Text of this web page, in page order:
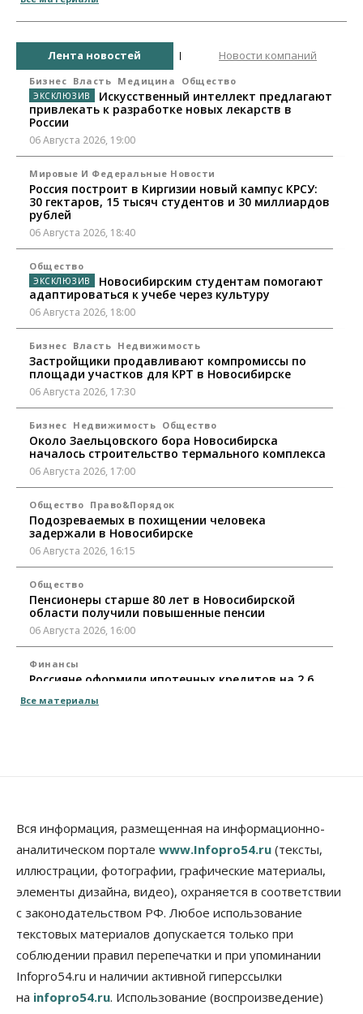
Лента новостей Новости компаний
Бизнес Власть Медицина Общество
Искусственный интеллект предлагают
привлекать к разработке новых лекарств в
России
06 Августа 2026, 19:00
Мировые И Федеральные Новости
Россия построит в Киргизии новый кампус КРСУ:
30 гектаров, 15 тысяч студентов и 30 миллиардов
рублей
06 Августа 2026, 18:40
Общество
Новосибирским студентам помогают
адаптироваться к учебе через культуру
06 Августа 2026, 18:00
Бизнес Власть Недвижимость
Застройщики продавливают компромиссы по
площади участков для КРТ в Новосибирске
06 Августа 2026, 17:30
Бизнес Недвижимость Общество
Около Заельцовского бора Новосибирска
началось строительство термального комплекса
06 Августа 2026, 17:00
Общество Право&Порядок
Подозреваемых в похищении человека
задержали в Новосибирске
06 Августа 2026, 16:15
Общество
Пенсионеры старше 80 лет в Новосибирской
области получили повышенные пенсии
06 Августа 2026, 16:00
Финансы
Россияне оформили ипотечных кредитов на 2,6
06 Августа 2026, 15:53
Бизнес
Правительство России продлило разрешение на
выпуск бензина «Евро-3»
06 Августа 2026, 14:00
Общество
«За тех, у кого от 270 баллов,
настоящая борьба»: вузы настойчиво
обзванивают новосибирских высокобалльников
перед зачислением
06 Августа 2026, 13:00
Власть
Все материалы
Вся информация, размещенная на информационно-
аналитическом портале www.Infopro54.ru (тексты,
иллюстрации, фотографии, графические материалы,
элементы дизайна, видео), охраняется в соответствии
с законодательством РФ. Любое использование
текстовых материалов допускается только при
соблюдении правил перепечатки и при упоминании
Infopro54.ru и наличии активной гиперссылки
на infopro54.ru. Использование (воспроизведение)